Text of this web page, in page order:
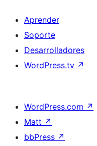
Aprender
Soporte
Desarrolladores
WordPress.tv ↗
WordPress.com ↗
Matt ↗
bbPress ↗